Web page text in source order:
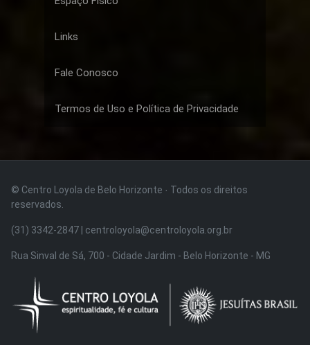
Links
Fale Conosco
Termos de Uso e Política de Privacidade
© Centro Loyola de Belo Horizonte · Todos os direitos
reservados.
(31) 3342-2847 | centroloyola@centroloyola.org.br
Rua Sinval de Sá, 700 - Cidade Jardim - Belo Horizonte - MG